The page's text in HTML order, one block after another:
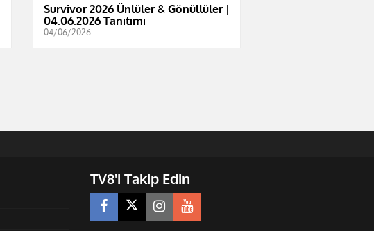
Survivor 2026 Ünlüler & Gönüllüler |
04.06.2026 Tanıtımı
04/06/2026
TV8'i Takip Edin